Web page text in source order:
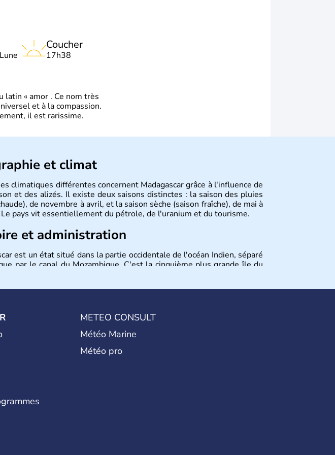
Coucher
17h38
« amor . Ce nom très
et à la compassion.
il est rarissime.
et climat
climatiques différentes concernent Madagascar grâce à l'influence de
et des alizés. Il existe deux saisons distinctes : la saison des pluies
de novembre à avril, et la saison sèche (saison fraîche), de mai à
pays vit essentiellement du pétrole, de l'uranium et du tourisme.
et administration
est un état situé dans la partie occidentale de l'océan Indien, séparé
par le canal du Mozambique. C'est la cinquième plus grande île du
METEO CONSULT
Météo Marine
Météo pro